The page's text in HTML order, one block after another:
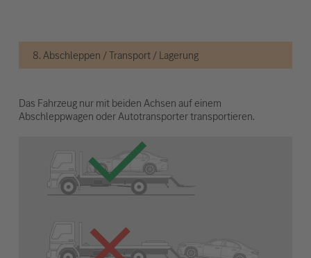
8. Abschleppen / Transport / Lagerung
Das Fahrzeug nur mit beiden Achsen auf einem
Abschleppwagen oder Autotransporter transportieren.